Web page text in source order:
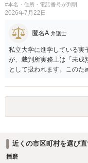
#本名・住所・電話番号が判明
2026年7月22日
匿名A 弁護士
私立大学に進学している実
が、裁判所実務上は「未成
として扱われます。この
者宛に養育費を支払ってお
一部含まれています。また
けではないという事情も
だとしても学費の請求が裁
に伝えるのが良い対処法と
近くの市区町村を選び
播磨